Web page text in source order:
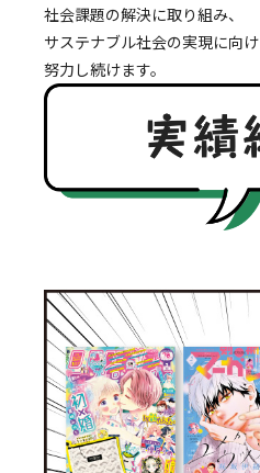
社会課題の解決に取り組み、
サステナブル社会の実現に向け
努力し続けます。